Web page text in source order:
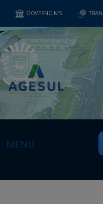
GOVERNO MS
MENU